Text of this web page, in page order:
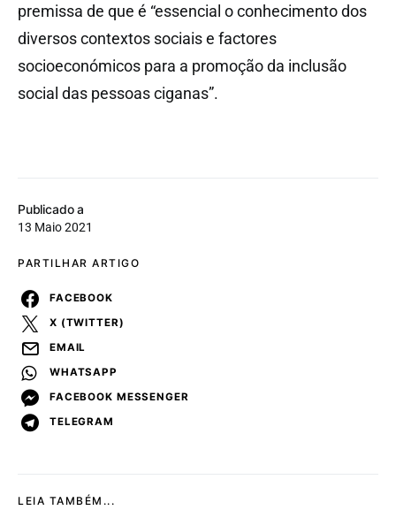
Publicado a
13 Maio 2021
PARTILHAR ARTIGO
FACEBOOK
X (TWITTER)
EMAIL
WHATSAPP
FACEBOOK MESSENGER
TELEGRAM
premissa de que é “essencial o conhecimento dos
diversos contextos sociais e factores
socioeconómicos para a promoção da inclusão
social das pessoas ciganas”.
LEIA TAMBÉM...